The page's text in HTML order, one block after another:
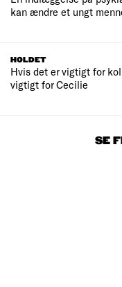
kan ændre et ungt
HOLDET
Hvis det er vigtigt for
vigtigt for Cecilie
SE